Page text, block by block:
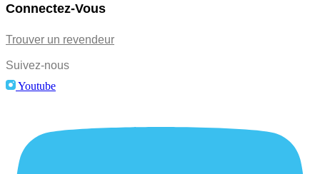
Connectez-Vous
Trouver un revendeur
Suivez-nous
Youtube